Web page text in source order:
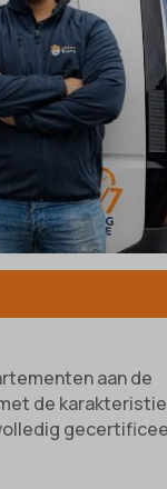
aan de
de